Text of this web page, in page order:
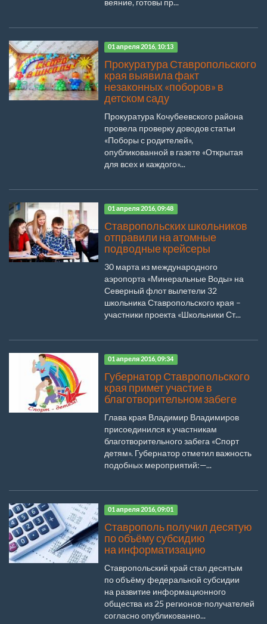
01 апреля 2016, 10:13
Прокуратура Ставропольского
края выявила факт
незаконных «поборов» в
детском саду
Прокуратура Кочубеевского района
провела проверку доводов статьи
«Поборы с родителей»,
опубликованной в газете «Открытая
для всех и каждого»...
01 апреля 2016, 09:48
Ставропольских школьников
отправили на атомные
подводные крейсеры
30 марта из международного
аэропорта «Минеральные Воды» на
Северный флот вылетели 32
школьника Ставропольского края –
участники проекта «Школьники Ст...
01 апреля 2016, 09:34
Губернатор Ставропольского
края примет участие в
благотворительном забеге
Глава края Владимир Владимиров
присоединился к участникам
благотворительного забега «Спорт
детям». Губернатор отметил важность
подобных мероприятий:—...
01 апреля 2016, 09:01
Ставрополь получил десятую
по объёму субсидию
на информатизацию
Ставропольский край стал десятым
по объёму федеральной субсидии
на развитие информационного
общества из 25 регионов-получателей
согласно опубликованно...